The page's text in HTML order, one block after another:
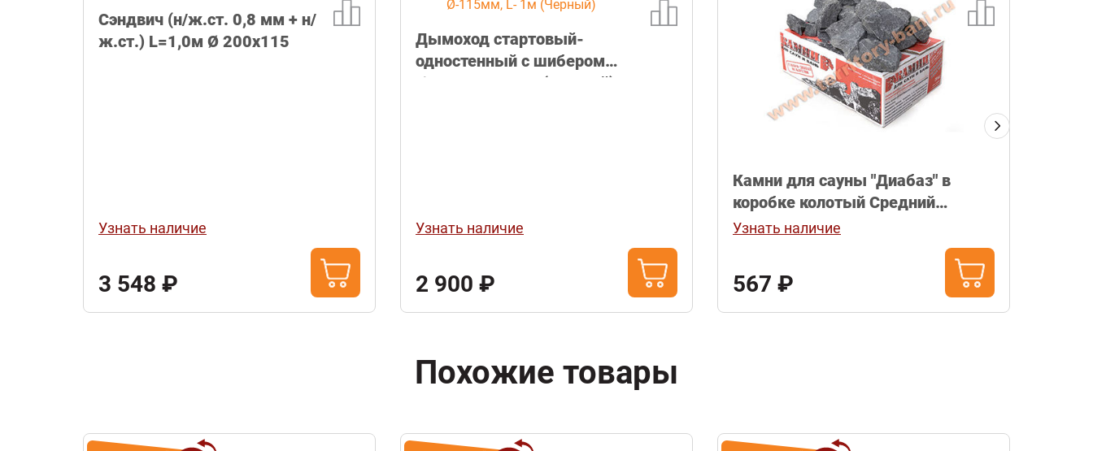
Сэндвич (н/ж.ст. 0,8 мм + н/
ж.ст.) L=1,0м Ø 200х115
Узнать наличие
3 548 ₽
Дымоход стартовый-
одностенный с шибером
Ø-115мм, L- 1м (Черный)
Узнать наличие
2 900 ₽
Камни для сауны "Диабаз" в
коробке колотый Средний
Карелия 20кг
Узнать наличие
567 ₽
Похожие товары